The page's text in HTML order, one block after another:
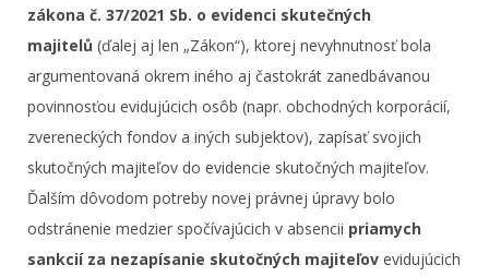
zákona č. 37/2021 Sb. o evidenci skutečných
majitelů (ďalej aj len „Zákon“), ktorej nevyhnutnosť bola
argumentovaná okrem iného aj častokrát zanedbávanou
povinnosťou evidujúcich osôb (napr. obchodných korporácií,
zvereneckých fondov a iných subjektov), zapísať svojich
skutočných majiteľov do evidencie skutočných majiteľov.
Ďalším dôvodom potreby novej právnej úpravy bolo
odstránenie medzier spočívajúcich v absencii priamych
sankcií za nezapísanie skutočných majiteľov evidujúcich